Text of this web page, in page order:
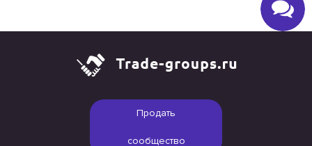
Продать
сообщество